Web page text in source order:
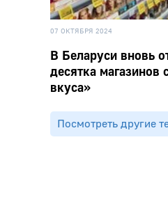
07 ОКТЯБРЯ 2024
В Беларуси вновь
десятка магазинов
вкуса»
Посмотреть другие